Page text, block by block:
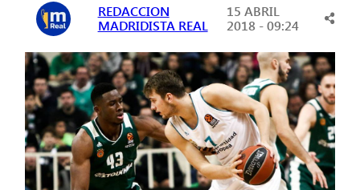
REDACCION
MADRIDISTA REAL
15 ABRIL
2018 - 09:24